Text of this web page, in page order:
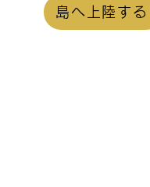
島へ上陸する